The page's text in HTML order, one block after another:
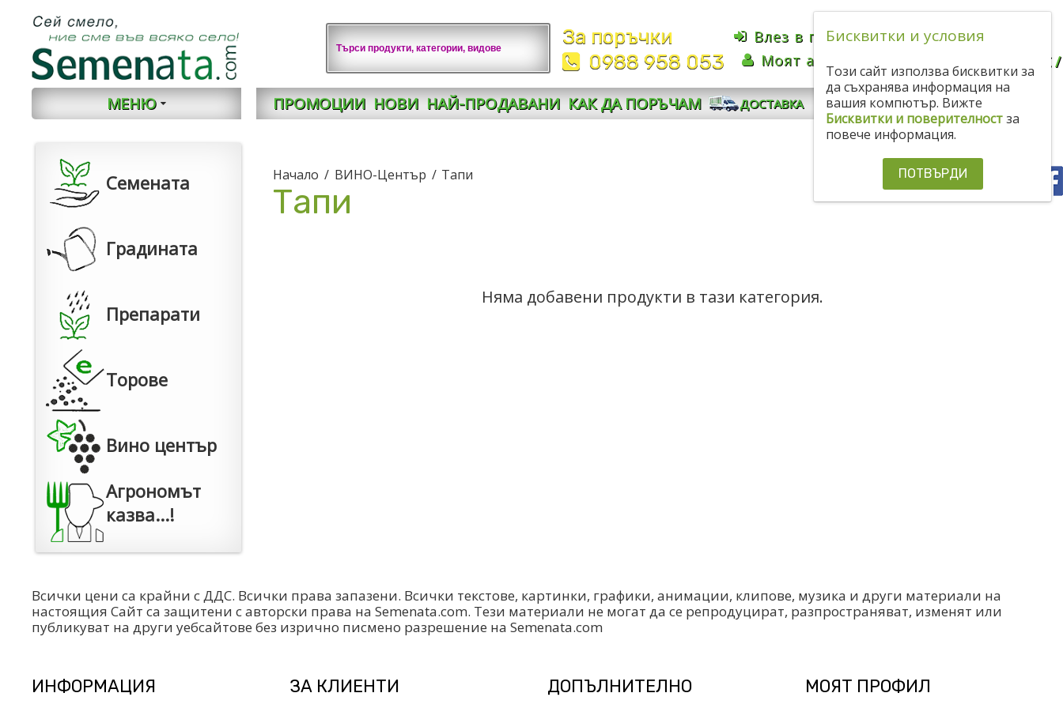
Бисквитки и условия
Този сайт използва бисквитки за
да съхранява информация на
вашия компютър. Вижте
Бисквитки и поверителностза
повече информация.
ПОТВЪРДИ
За поръчки
0988 958 053
Влез в профила
Моят акаунт
Bulgarian
КОЛИЧКА
/
МЕНЮ ПРОМОЦИИ НОВИ НАЙ-ПРОДАВАНИ КАК ДА ПОРЪЧАМ ДОСТАВКА КОНТАКТИ
Начало ВИНО-Център Тапи
Тапи
Няма добавени продукти в тази категория.
Семената
Градината
Препарати
Торове
Вино център
Агрономът
казва...!
Всички цени са крайни с ДДС. Всички права запазени. Всички текстове, картинки, графики, анимации, клипове, музика и други материали на
настоящия Сайт са защитени с авторски права на Semenata.com. Тези материали не могат да се репродуцират, разпространяват, изменят или
публикуват на други уебсайтове без изрично писмено разрешение на Semenata.com
ИНФОРМАЦИЯ ЗА КЛИЕНТИ ДОПЪЛНИТЕЛНО МОЯТ ПРОФИЛ